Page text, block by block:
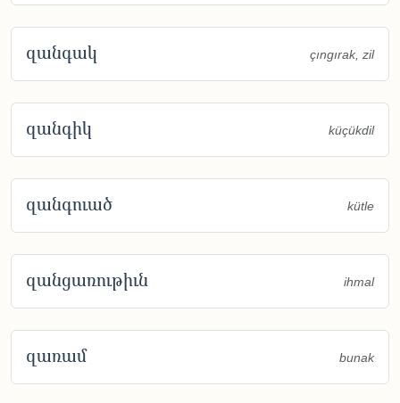
զանգակ çıngırak, zil
զանգիկ küçükdil
զանգուած kütle
զանցառութիւն ihmal
զառամ bunak